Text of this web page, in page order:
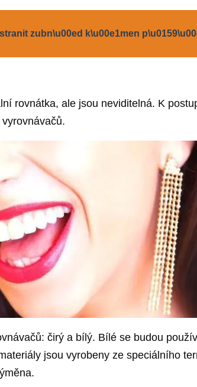
zubn\u00ed k\u00e1men
rovnátka, ale jsou neviditelná. K
čirý a bílý. Bílé se budou
jsou vyrobeny ze speciálního